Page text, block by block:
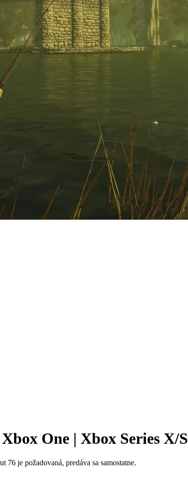
One | Xbox Series X/S
je požadovaná, predáva sa samostatne.